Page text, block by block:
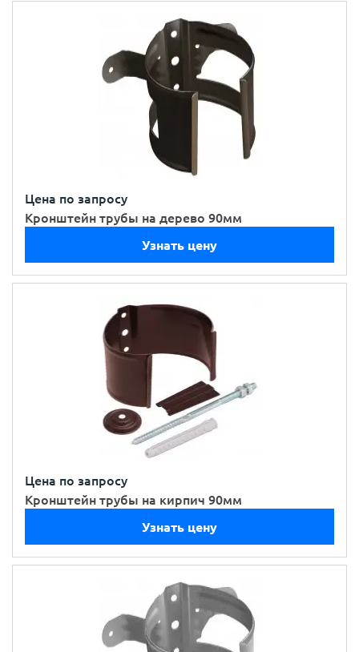
Цена по запросу
Кронштейн трубы на дерево 90мм
Узнать цену
Цена по запросу
Кронштейн трубы на кирпич 90мм
Узнать цену